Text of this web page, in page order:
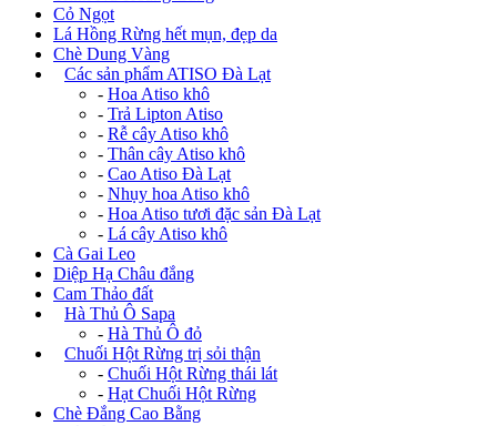
Cỏ Ngọt
Lá Hồng Rừng hết mụn, đẹp da
Chè Dung Vàng
Các sản phẩm ATISO Đà Lạt
- Hoa Atiso khô
- Trả Lipton Atiso
- Rễ cây Atiso khô
- Thân cây Atiso khô
- Cao Atiso Đà Lạt
- Nhụy hoa Atiso khô
- Hoa Atiso tươi đặc sản Đà Lạt
- Lá cây Atiso khô
Cà Gai Leo
Diệp Hạ Châu đắng
Cam Thảo đất
Hà Thủ Ô Sapa
- Hà Thủ Ô đỏ
Chuối Hột Rừng trị sỏi thận
- Chuối Hột Rừng thái lát
- Hạt Chuối Hột Rừng
Chè Đắng Cao Bằng